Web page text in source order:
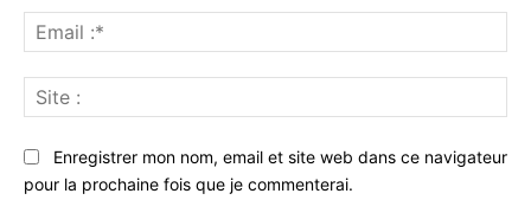
:*
:
Enregistrer mon nom, email et site web dans ce navigateur
pour la prochaine fois que je commenterai.